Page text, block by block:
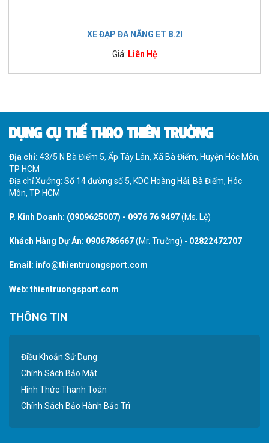
XE ĐẠP ĐA NĂNG ET 8.2I
Giá: Liên Hệ
DỤNG CỤ THỂ THAO THIÊN TRƯỜNG
Địa chỉ: 43/5 N Bà Điểm 5, Ấp Tây Lân, Xã Bà Điểm, Huyện Hóc Môn,
TP HCM
Địa chỉ Xưởng: Số 14 đường số 5, KDC Hoàng Hải, Bà Điểm, Hóc
Môn, TP HCM
P. Kinh Doanh: (0909625007) - 0976 76 9497(Ms. Lệ)
Khách Hàng Dự Án: 0906786667(Mr. Trường) - 02822472707
Email: info@thientruongsport.com
Web: thientruongsport.com
THÔNG TIN
Điều Khoản Sử Dụng
Chính Sách Bảo Mật
Hình Thức Thanh Toán
Chính Sách Bảo Hành Bảo Trì